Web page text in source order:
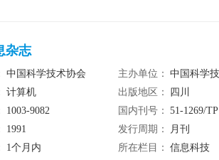
杂志
中国科学技术协会 主办单位： 中国科学技术协会
计算机 出版地区：
四川
1003-9082 国内刊号： 51-1269/TP
1991 发行周期：
月刊
1个月内 所在栏目： 信息科技